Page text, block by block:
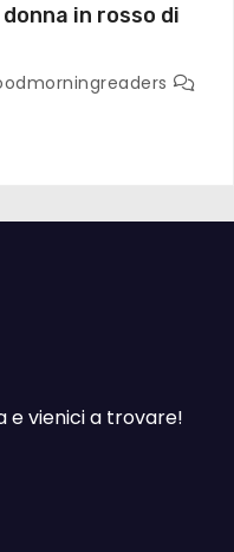
in rosso di
e vienici a trovare!